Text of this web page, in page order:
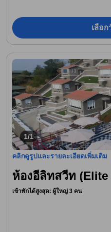
เลือ
1/1
คลิกดูรูปและรายละเอียดเพิ่มเติม
ห้องอีลิทสวีท (Elite
เข้าพักได้สูงสุด: ผู้ใหญ่ 3 คน